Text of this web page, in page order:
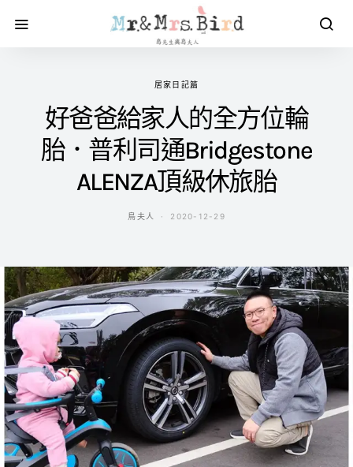
居家日記篇
好爸爸給家人的全方位輪
胎．普利司通Bridgestone
ALENZA頂級休旅胎
鳥夫人 2020-12-29